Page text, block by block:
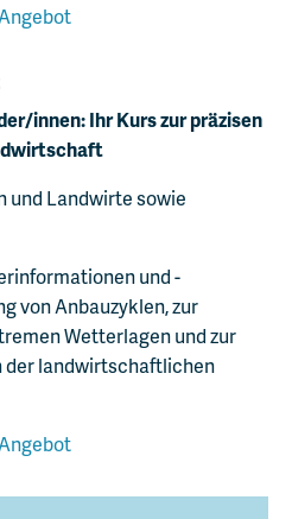
innen: Ihr Kurs zurpräzisen
und Landwirte sowie
und -
von Anbauzyklen, zur
Wetterlagen und zur
der landwirtschaftlichen